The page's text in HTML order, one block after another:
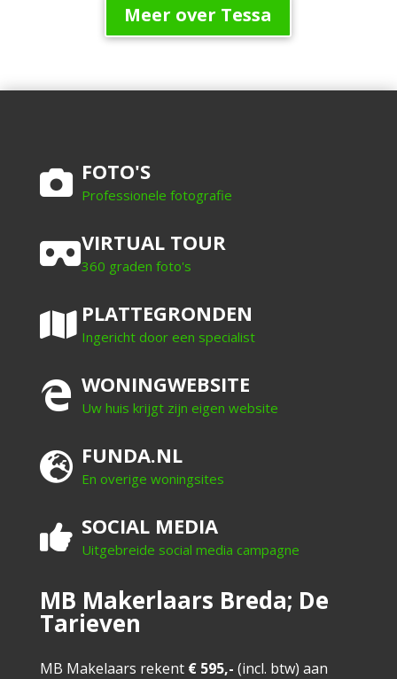
Meer over Tessa
FOTO'S
Professionele fotografie
VIRTUAL TOUR
360 graden foto's
PLATTEGRONDEN
Ingericht door een specialist
WONINGWEBSITE
Uw huis krijgt zijn eigen website
FUNDA.NL
En overige woningsites
SOCIAL MEDIA
Uitgebreide social media campagne
MB Makerlaars Breda; De
Tarieven
MB Makelaars rekent € 595,- (incl. btw) aan